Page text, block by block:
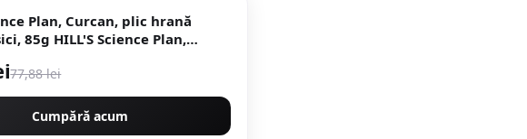
Plan, Curcan, plic hrană
85g HILL'S Science Plan,
77,88 lei
Cumpără acum